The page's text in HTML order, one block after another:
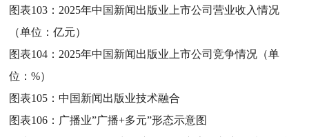
图表103： 2025年中国新闻出版业上市公司营业收入情况
（单位：亿元）
图表104： 2025年中国新闻出版业上市公司竞争情况（单
位：%）
图表105：中国新闻出版业技术融合
图表106： 广播业”广播+多元”形态示意图